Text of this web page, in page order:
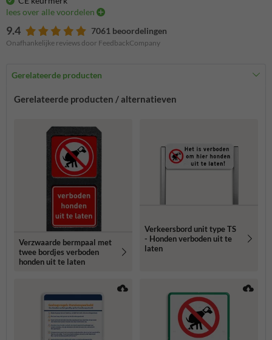
lees over alle voordelen
9.4 7061 beoordelingen
Onafhankelijke reviews door FeedbackCompany
Gerelateerde producten
Gerelateerde producten / alternatieven
Verzwaarde bermpaal met
twee bordjes verboden
honden uit te laten
Verkeersbord unit type TS
- Honden verboden uit te
laten